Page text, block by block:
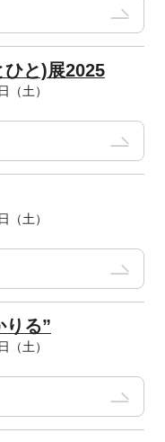
ひと)展2025
（土）
（土）
りる”
（土）